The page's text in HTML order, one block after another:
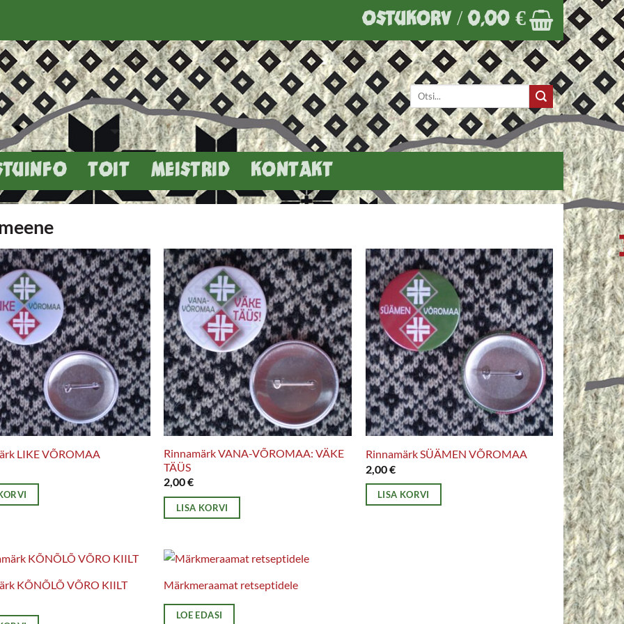
OSTUKORV /0,00 €
Otsi:
TOIT MEISTRID KONTAKT
LIKE VÕROMAA
Rinnamärk VANA-VÕROMAA: VÄKE
TÄÜS
2,00€
LISA KORVI
Rinnamärk SÜÄMEN VÕROMAA
2,00€
LISA KORVI
KÕNÕLÕ VÕRO KIILT
Märkmeraamat retseptidele
LOE EDASI